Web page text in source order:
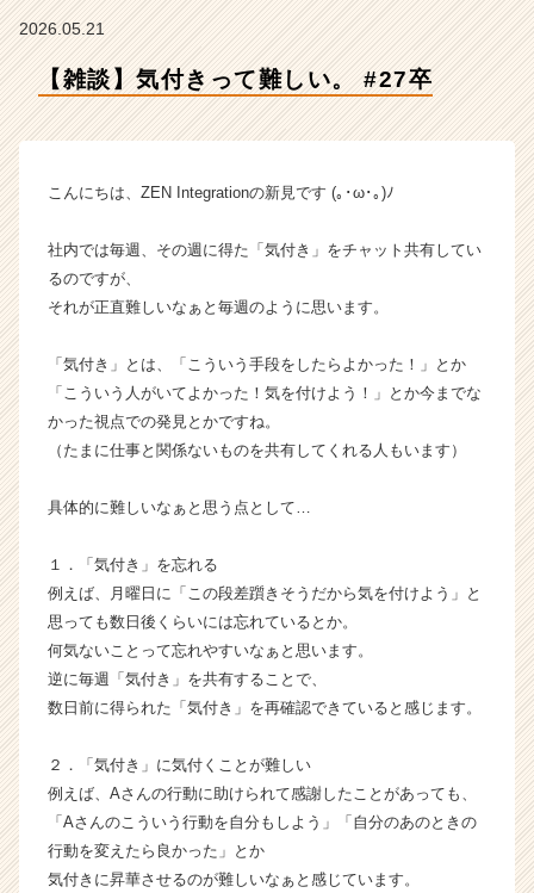
ム
ラ
ベ
チ
ー・
企
業
か
ら
カ
が
届
く
就
活
サ
ト
チ
ア
キ
ャ
リ
2026.05.21
【雑談】気付きって難しい。 #27卒
こんにちは、ZEN Integrationの新見です (｡･ω･｡)ﾉ
社内では毎週、その週に得た「気付き」をチャット共有してい
るのですが、
それが正直難しいなぁと毎週のように思います。
「気付き」とは、「こういう手段をしたらよかった！」とか
「こういう人がいてよかった！気を付けよう！」とか今までな
かった視点での発見とかですね。
（たまに仕事と関係ないものを共有してくれる人もいます）
具体的に難しいなぁと思う点として…
１．「気付き」を忘れる
例えば、月曜日に「この段差躓きそうだから気を付けよう」と
思っても数日後くらいには忘れているとか。
何気ないことって忘れやすいなぁと思います。
逆に毎週「気付き」を共有することで、
数日前に得られた「気付き」を再確認できていると感じます。
２．「気付き」に気付くことが難しい
例えば、Aさんの行動に助けられて感謝したことがあっても、
「Aさんのこういう行動を自分もしよう」「自分のあのときの
行動を変えたら良かった」とか
気付きに昇華させるのが難しいなぁと感じています。